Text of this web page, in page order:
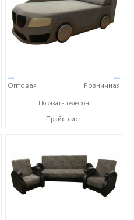
—
Оптовая
—
Розничная
+7 (910) 652-89-53 Александра
Показать телефон
Прайс-лист